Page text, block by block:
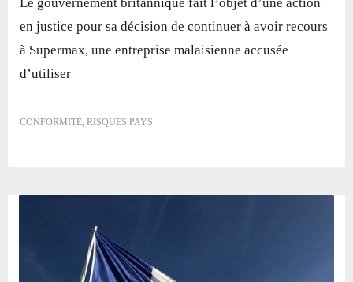
en justice pour sa décision de continuer à avoir recours
à Supermax, une entreprise malaisienne accusée
d’utiliser
CONFORMITÉ, RISQUES PAYS